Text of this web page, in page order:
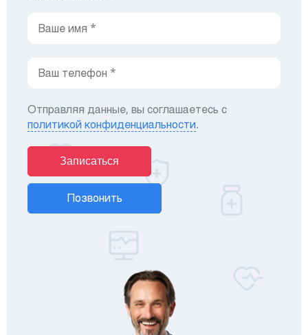
Отправляя данные, вы соглашаетесь с
политикой конфиденциальности.
Записаться
Позвонить